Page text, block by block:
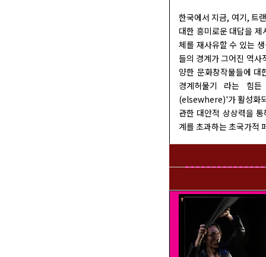
한국에서 지금, 여기, 트
대한 흥미로운 대답을 제
체를 재사유할 수 있는
들의 경계가 그어진 역사
양한 문화창작물들에 대
경계허물기 라는 힘
(elsewhere)'가 활성화
관한 대안적 상상력을
계를 초과하는 초국가적